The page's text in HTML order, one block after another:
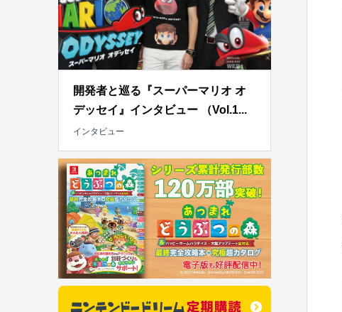
開発者と巡る『スーパーマリオ オ
デッセイ』インタビュー （Vol.1...
インタビュー